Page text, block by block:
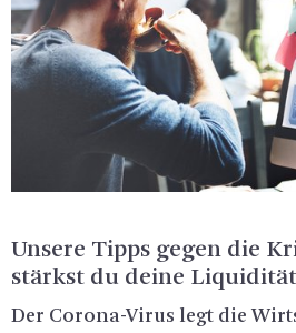
Un­se­re Tipps gegen die
stärkst du deine Li­qui­di­tät
Der Co­ro­na-Vi­rus legt die